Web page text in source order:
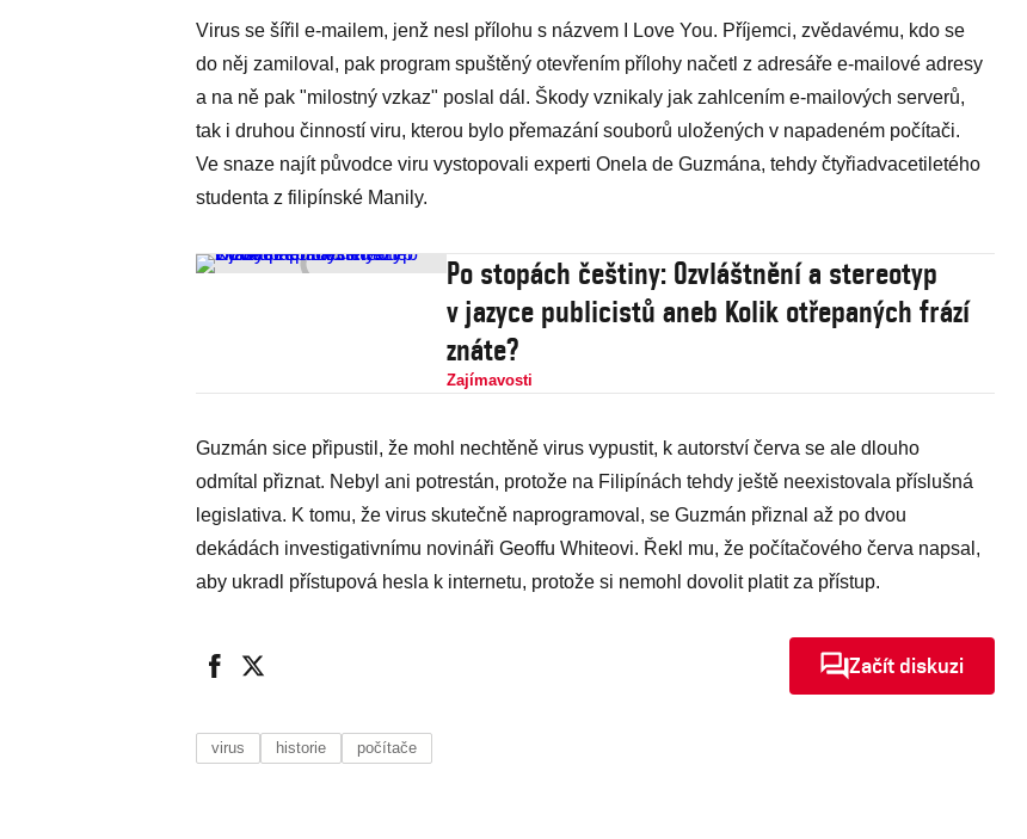
Virus se šířil e-mailem, jenž nesl přílohu s názvem I Love You. Příjemci, zvědavému, kdo se
do něj zamiloval, pak program spuštěný otevřením přílohy načetl z adresáře e-mailové adresy
a na ně pak "milostný vzkaz" poslal dál. Škody vznikaly jak zahlcením e-mailových serverů,
tak i druhou činností viru, kterou bylo přemazání souborů uložených v napadeném počítači.
Ve snaze najít původce viru vystopovali experti Onela de Guzmána, tehdy čtyřiadvacetiletého
studenta z filipínské Manily.
Po stopách češtiny: Ozvláštnění a stereotyp
v jazyce publicistů aneb Kolik otřepaných frází
znáte?
Zajímavosti
Guzmán sice připustil, že mohl nechtěně virus vypustit, k autorství červa se ale dlouho
odmítal přiznat. Nebyl ani potrestán, protože na Filipínách tehdy ještě neexistovala příslušná
legislativa. K tomu, že virus skutečně naprogramoval, se Guzmán přiznal až po dvou
dekádách investigativnímu novináři Geoffu Whiteovi. Řekl mu, že počítačového červa napsal,
aby ukradl přístupová hesla k internetu, protože si nemohl dovolit platit za přístup.
Začít diskuzi
virus historie počítače